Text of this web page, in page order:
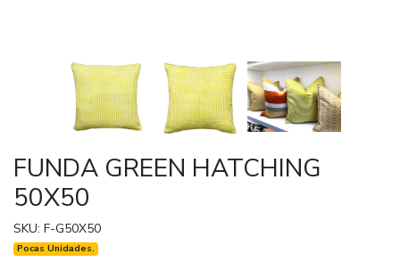
FUNDA GREEN HATCHING
50X50
SKU: F-G50X50
Pocas Unidades.